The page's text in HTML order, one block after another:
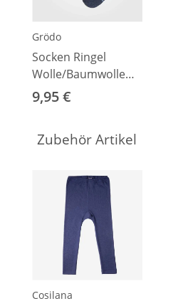
Grödo
Socken Ringel
Wolle/Baumwolle
marine/blau Ringel
19-22
9,95 €
Zubehör Artikel
Cosilana